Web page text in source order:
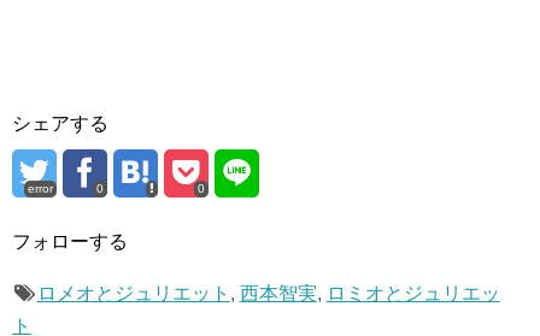
シェアする
error 0 0
フォローする
ロメオとジュリエット , 西本智実, ロミオとジュリエッ
ト